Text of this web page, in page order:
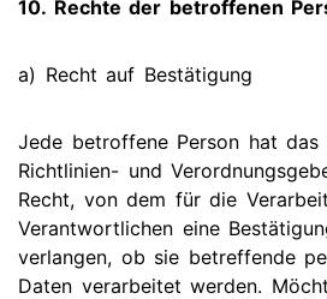
10. Rechte der betroffenen
a) Recht auf Bestätigung
Jede betroffene Person hat das
Richtlinien- und
Recht, von dem für die
Verantwortlichen eine
verlangen, ob sie betreffende
Daten verarbeitet werden.